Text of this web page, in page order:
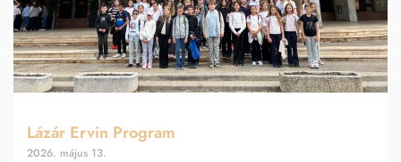
Lázár Ervin Program
2026. május 13.